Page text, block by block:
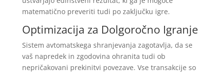
matematično preveriti tudi po zaključku igre.
Optimizacija za Dolgoročno Igranje
Sistem avtomatskega shranjevanja zagotavlja, da se
vaš napredek in zgodovina ohranita tudi ob
nepričakovani prekinitvi povezave. Vse transakcije so